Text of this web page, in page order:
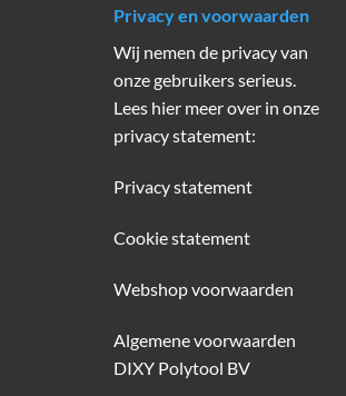
Privacy en voorwaarden
Wij nemen de privacy van
onze gebruikers serieus.
Lees hier meer over in onze
privacy statement:
Privacy statement
Cookie statement
Webshop voorwaarden
Algemene voorwaarden
DIXY Polytool BV